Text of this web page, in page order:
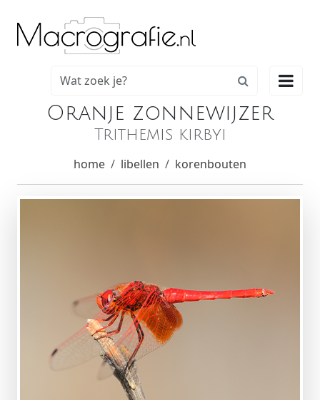

Oranje zonnewijzer
Trithemis kirbyi
home libellen korenbouten